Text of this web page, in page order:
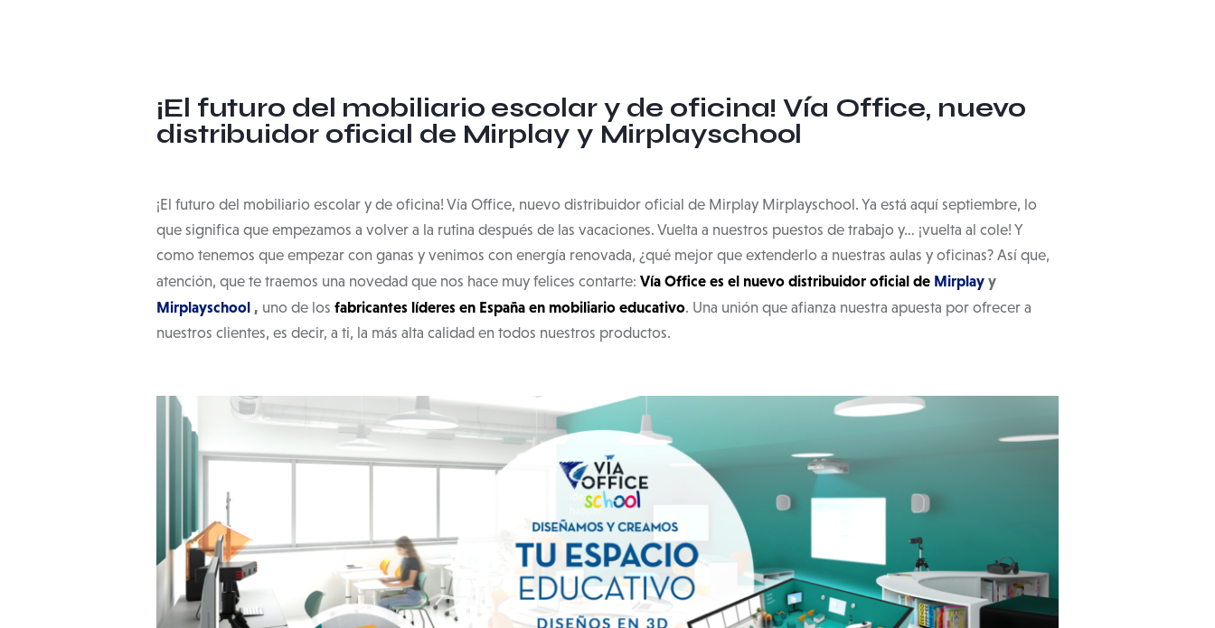
¡El futuro del mobiliario escolar y de oficina! Vía Office, nuevo
distribuidor oficial de Mirplay y Mirplayschool
¡El futuro del mobiliario escolar y de oficina! Vía Office, nuevo distribuidor oficial de Mirplay Mirplayschool. Ya está aquí septiembre, lo
que significa que empezamos a volver a la rutina después de las vacaciones. Vuelta a nuestros puestos de trabajo y… ¡vuelta al cole! Y
como tenemos que empezar con ganas y venimos con energía renovada, ¿qué mejor que extenderlo a nuestras aulas y oficinas? Así que,
atención, que te traemos una novedad que nos hace muy felices contarte: Vía Office es el nuevo distribuidor oficial de Mirplay y
Mirplayschool , uno de los fabricantes líderes en España en mobiliario educativo. Una unión que afianza nuestra apuesta por ofrecer a
nuestros clientes, es decir, a ti, la más alta calidad en todos nuestros productos.